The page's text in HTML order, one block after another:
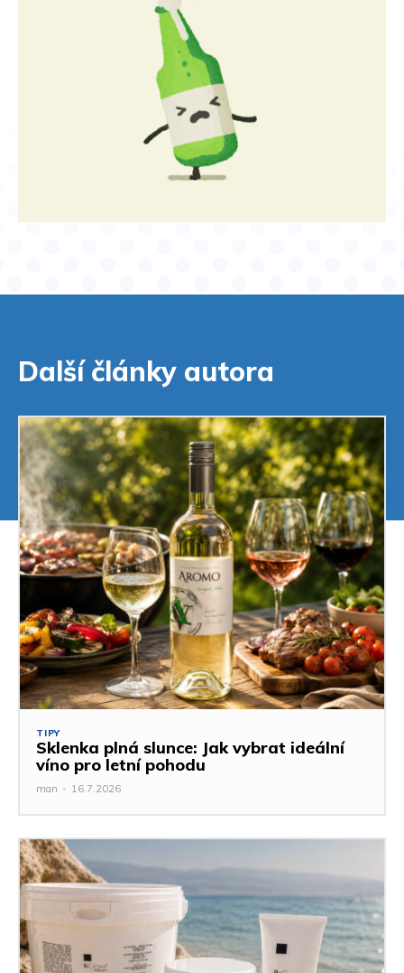
Další články autora
TIPY
Sklenka plná slunce: Jak vybrat ideální
víno pro letní pohodu
man - 16.7.2026